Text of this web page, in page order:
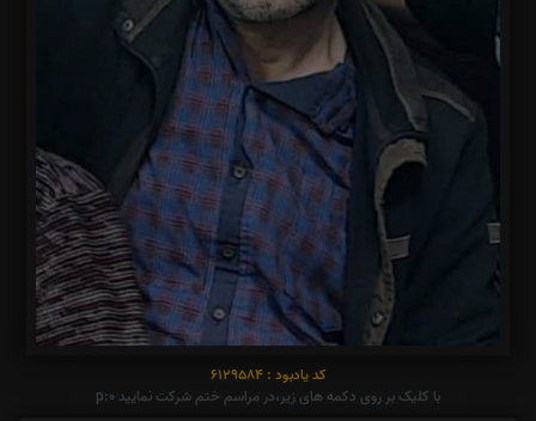
کد یادبود : 6129584
با کلیک بر روی دکمه های زیر،در مراسم ختم شرکت نمایید p:0